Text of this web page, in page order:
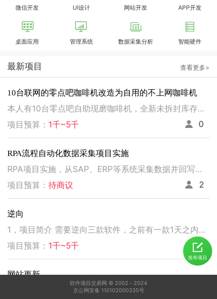
微信开发 UI设计 网站开发 APP开发
桌面应用 管理系统 数据采集分析 智能硬件
最新项目 查看更多>
10台联网的零点吧咖啡机改造为自用的不上网咖啡机
本人有10台零点吧自助现磨咖啡机，全新未拆封库存，硬件全套完整；因原公司注册、云平台已关停，需要第三方改造主控支付系统才能自用。请提供回收或改造报价，可现场看货。
项目预算： 1千~5千 0
RPA流程自动化数据采集项目实施
RPA项目实施，从SAP、ERP等系统采集数据并回写。请注意以下要求，不符合者请勿扰！ 1、熟悉掌握国内主流RPA设计实施，如弘玑、来也、艺赛旗等产品； 2、有大中型企业RPA流程设计、实施项目经验； 3、非远程、需要现场实施！！！！！！！
项目预算： 待商议 2
逆向
1，项目简介 需要逆向三款软件，之前有一款1天之内有人已经逆向出来，交付给我了。 2，功能需求 逆向出来后，不做任何功能改变，做加密授权就可以了三、人员要求 3，人员要求 精通逆向，做事速度快。不拖延项目进度，能保持实时交流，按时交付。 平台功能可正常使用，无明显bug。 提供项目源码
项目预算： 1千~5千 2
网站更新
发布项目
软件项目交易网 © 2002－2024
京公网安备 110102000335号